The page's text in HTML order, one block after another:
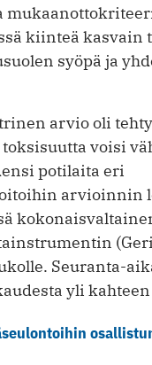
kiinteä kasvain
syöpä ja
arvio oli
voisi
potilaita eri
arvioinnin
Seuranta-
yli